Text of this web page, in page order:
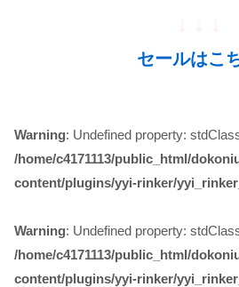
セールはこ
Warning: Undefined property:
/home/c4171113/public_html/
content/plugins/yyi-rinker/
Warning: Undefined property:
/home/c4171113/public_html/
content/plugins/yyi-rinker/